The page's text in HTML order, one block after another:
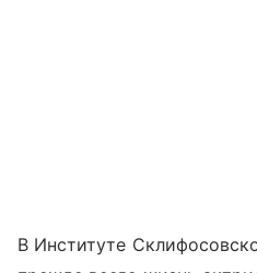
В Институте